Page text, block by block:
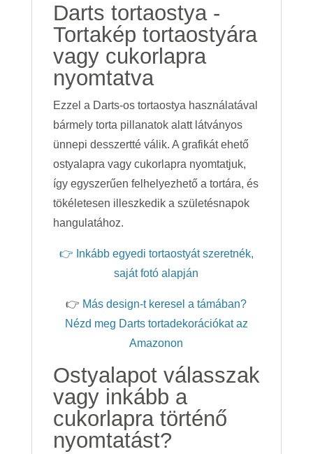
Darts tortaostya -
Tortakép tortaostyára
vagy cukorlapra
nyomtatva
Ezzel a Darts-os tortaostya használatával
bármely torta pillanatok alatt látványos
ünnepi desszertté válik. A grafikát ehető
ostyalapra vagy cukorlapra nyomtatjuk,
így egyszerűen felhelyezhető a tortára, és
tökéletesen illeszkedik a születésnapok
hangulatához.
👉 Inkább egyedi tortaostyát szeretnék,
saját fotó alapján
👉 Más design-t keresel a támában?
Nézd meg Darts tortadekorációkat az
Amazonon
Ostyalapot válasszak
vagy inkább a
cukorlapra történő
nyomtatást?